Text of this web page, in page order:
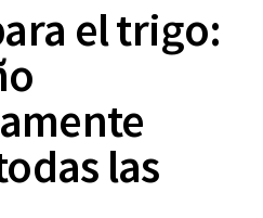
el trigo:
las